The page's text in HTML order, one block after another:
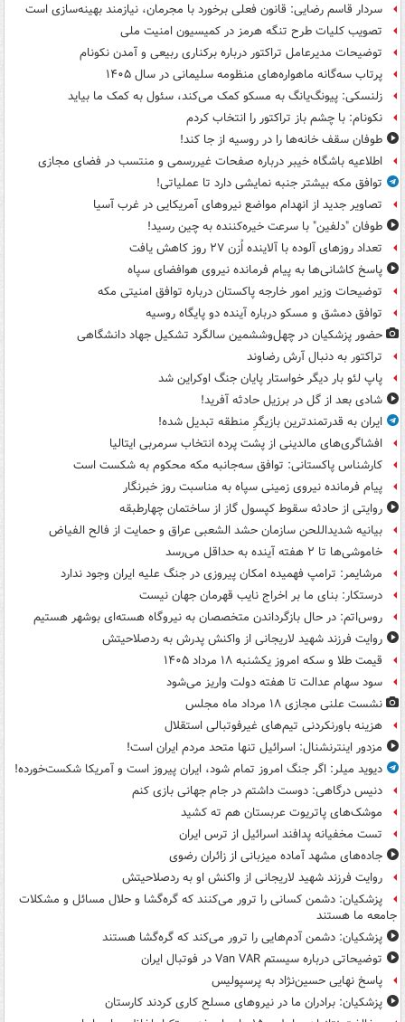
سردار قاسم رضایی: قانون فعلی برخورد با مجرمان، نیازمند بهینه‌سازی است
تصویب کلیات طرح تنگه هرمز در کمیسیون امنیت ملی
توضیحات مدیرعامل تراکتور درباره برکناری ربیعی و آمدن نکونام
پرتاب سه‌گانه ماهواره‌های منظومه سلیمانی در سال ۱۴۰۵
زلنسکی: پیونگ‌یانگ به مسکو کمک می‌کند، سئول به کمک ما بیاید
نکونام: با چشم باز تراکتور را انتخاب کردم
طوفان سقف خانه‌ها را در روسیه از جا ‌کند!
اطلاعیه باشگاه خیبر درباره صفحات غیررسمی و منتسب در فضای مجازی
توافق مکه بیشتر جنبه نمایشی دارد تا عملیاتی!
تصاویر جدید از انهدام مواضع نیروهای آمریکایی در غرب آسیا
طوفان "دلفین" با سرعت خیره‌کننده به چین رسید!
تعداد روزهای آلوده با آلاینده اُزن ۲۷ روز کاهش یافت
پاسخ کاشانی‌ها به پیام فرمانده نیروی هوافضای سپاه
توضیحات وزیر امور خارجه پاکستان درباره توافق امنیتی مکه
توافق دمشق و مسکو درباره آینده دو پایگاه روسیه
حضور پزشکیان در چهل‌وششمین سالگرد تشکیل جهاد دانشگاهی
تراکتور به دنبال آرش رضاوند
پاپ لئو بار دیگر خواستار پایان جنگ اوکراین شد
شادی بعد از گل در برزیل حادثه آفرید!
ایران به قدرتمندترین بازیگرِ منطقه تبدیل شده!
افشاگری‌های مالدینی از پشت پرده انتخاب سرمربی ایتالیا
کارشناس پاکستانی: توافق سه‌جانبه مکه محکوم به شکست است
پیام فرمانده نیروی زمینی سپاه به مناسبت روز خبرنگار
روایتی از حادثه سقوط کپسول گاز از ساختمان چهارطبقه
بیانیه شدیداللحن سازمان حشد الشعبی عراق و حمایت از فالح الفیاض
خاموشی‌ها تا ۲ هفته آینده به حداقل می‌رسد
مرشایمر: ترامپ فهمیده امکان پیروزی در جنگ علیه ایران وجود ندارد
درستکار: بنای ما بر اخراج نایب قهرمان جهان نیست
روس‌اتم: در حال بازگرداندن متخصصان به نیروگاه هسته‌ای بوشهر هستیم
روایت فرزند شهید لاریجانی از واکنش پدرش به ردصلاحیتش
قیمت طلا و سکه امروز یکشنبه ۱۸ مرداد ۱۴۰۵
سود سهام عدالت تا هفته دولت واریز می‌شود
نشست علنی مجازی ۱۸ مرداد ماه مجلس
هزینه باورنکردنی تیم‌های غیرفوتبالی استقلال
مزدور اینترنشنال: اسرائیل تنها متحد مردم ایران است!
دیوید میلر: اگر جنگ امروز تمام شود، ایران پیروز است و آمریکا شکست‌خورده!
دنیس درگاهی: دوست داشتم در جام جهانی بازی کنم
موشک‌های پاتریوت عربستان هم ته‌ کشید
تست مخفیانه پدافند اسرائیل از ترس ایران
جاده‌های مشهد آماده میزبانی از زائران رضوی
روایت فرزند شهید لاریجانی از واکنش او به ردصلاحیتش
پزشکیان: دشمن کسانی را ترور می‌کنند که گره‌گشا و حلال مسائل و مشکلات
جامعه ما هستند
پزشکیان: دشمن آدم‌هایی را ترور می‌کند که گره‌گشا هستند
توضیحاتی درباره سیستم Van VAR در فوتبال ایران
پاسخ نهایی حسین‌نژاد به پرسپولیس
پزشکیان: برادران ما در نیروهای مسلح کاری کردند کارستان